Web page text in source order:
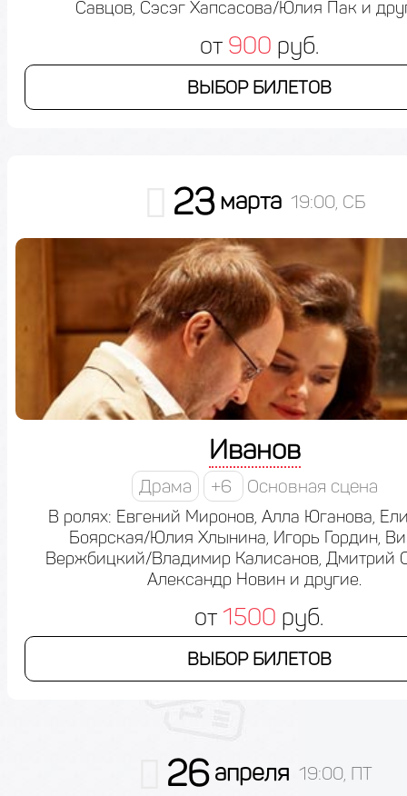
Савцов, Сэсэг Хапсасова/Юлия Пак и
от 900 руб.
ВЫБОР БИЛЕТОВ
23 марта 19:00, СБ
Иванов
Драма +6 Основная сцена
В ролях: Евгений Миронов, Алла Юганова,
Боярская/Юлия Хлынина, Игорь Гордин,
Вержбицкий/Владимир Калисанов, Дмитрий
Александр Новин и другие.
от 1500 руб.
ВЫБОР БИЛЕТОВ
26 апреля 19:00, ПТ